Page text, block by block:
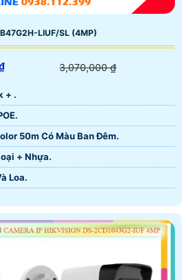
LIUF/SL (4MP)
3,070,000 ₫
+ .
50m Có Màu Ban Ðêm.
+ Nhựa.
Loa.